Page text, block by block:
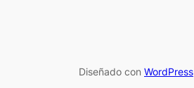
Diseñado con WordPress